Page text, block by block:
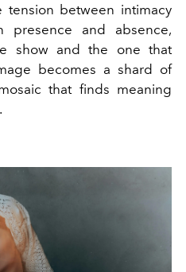
between intimacy
presence and absence,
show and the one that
becomes a shard of
that finds meaning